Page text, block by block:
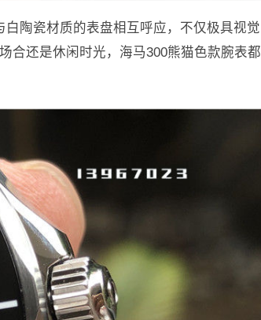
陶瓷材质的表盘相互呼应，不仅极具视觉
合还是休闲时光，海马300熊猫色款腕表都